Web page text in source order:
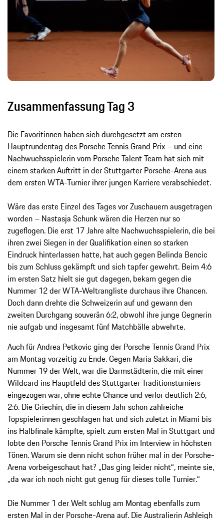
Zusammenfassung Tag 3
Die Favoritinnen haben sich durchgesetzt am ersten
Hauptrundentag des Porsche Tennis Grand Prix – und eine
Nachwuchsspielerin vom Porsche Talent Team hat sich mit
einem starken Auftritt in der Stuttgarter Porsche-Arena aus
dem ersten WTA-Turnier ihrer jungen Karriere verabschiedet.
Wäre das erste Einzel des Tages vor Zuschauern ausgetragen
worden – Nastasja Schunk wären die Herzen nur so
zugeflogen. Die erst 17 Jahre alte Nachwuchsspielerin, die bei
ihren zwei Siegen in der Qualifikation einen so starken
Eindruck hinterlassen hatte, hat auch gegen Belinda Bencic
bis zum Schluss gekämpft und sich tapfer gewehrt. Beim 4:6
im ersten Satz hielt sie gut dagegen, bekam gegen die
Nummer 12 der WTA-Weltrangliste durchaus ihre Chancen.
Doch dann drehte die Schweizerin auf und gewann den
zweiten Durchgang souverän 6:2, obwohl ihre junge Gegnerin
nie aufgab und insgesamt fünf Matchbälle abwehrte.
Auch für Andrea Petkovic ging der Porsche Tennis Grand Prix
am Montag vorzeitig zu Ende. Gegen Maria Sakkari, die
Nummer 19 der Welt, war die Darmstädterin, die mit einer
Wildcard ins Hauptfeld des Stuttgarter Traditionsturniers
eingezogen war, ohne echte Chance und verlor deutlich 2:6,
2:6. Die Griechin, die in diesem Jahr schon zahlreiche
Topspielerinnen geschlagen hat und sich zuletzt in Miami bis
ins Halbfinale kämpfte, spielt zum ersten Mal in Stuttgart und
lobte den Porsche Tennis Grand Prix im Interview in höchsten
Tönen. Warum sie denn nicht schon früher mal in der Porsche-
Arena vorbeigeschaut hat? „Das ging leider nicht“, meinte sie,
„da war ich noch nicht gut genug für dieses tolle Turnier.“
Die Nummer 1 der Welt schlug am Montag ebenfalls zum
ersten Mal in der Porsche-Arena auf. Die Australierin Ashleigh